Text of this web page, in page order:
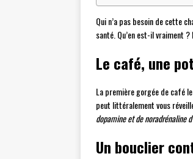
Qui n’a pas besoin de cette
santé. Qu’en est-il vraiment
Le café, une
La première gorgée de café
peut littéralement vous
dopamine et de noradrénaline
Un bouclier